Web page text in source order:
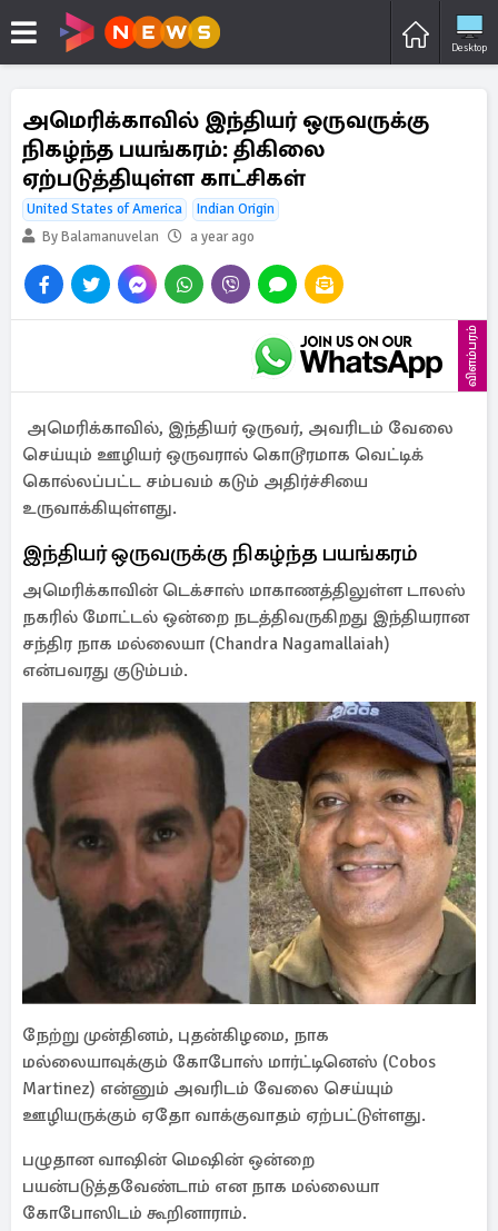
Desktop
அமெரிக்காவில் இந்தியர் ஒருவருக்கு
நிகழ்ந்த பயங்கரம்: திகிலை
ஏற்படுத்தியுள்ள காட்சிகள்
United States of America
Indian Origin
By Balamanuvelan
a year ago
விளம்பரம்
அமெரிக்காவில், இந்தியர் ஒருவர், அவரிடம் வேலை
செய்யும் ஊழியர் ஒருவரால் கொடூரமாக வெட்டிக்
கொல்லப்பட்ட சம்பவம் கடும் அதிர்ச்சியை
உருவாக்கியுள்ளது.
இந்தியர் ஒருவருக்கு நிகழ்ந்த பயங்கரம்
அமெரிக்காவின் டெக்சாஸ் மாகாணத்திலுள்ள டாலஸ்
நகரில் மோட்டல் ஒன்றை நடத்திவருகிறது இந்தியரான
சந்திர நாக மல்லையா (Chandra Nagamallaiah)
என்பவரது குடும்பம்.
நேற்று முன்தினம், புதன்கிழமை, நாக
மல்லையாவுக்கும் கோபோஸ் மார்ட்டினெஸ் (Cobos
Martinez) என்னும் அவரிடம் வேலை செய்யும்
ஊழியருக்கும் ஏதோ வாக்குவாதம் ஏற்பட்டுள்ளது.
பழுதான வாஷின் மெஷின் ஒன்றை
பயன்படுத்தவேண்டாம் என நாக மல்லையா
கோபோஸிடம் கூறினாராம்.